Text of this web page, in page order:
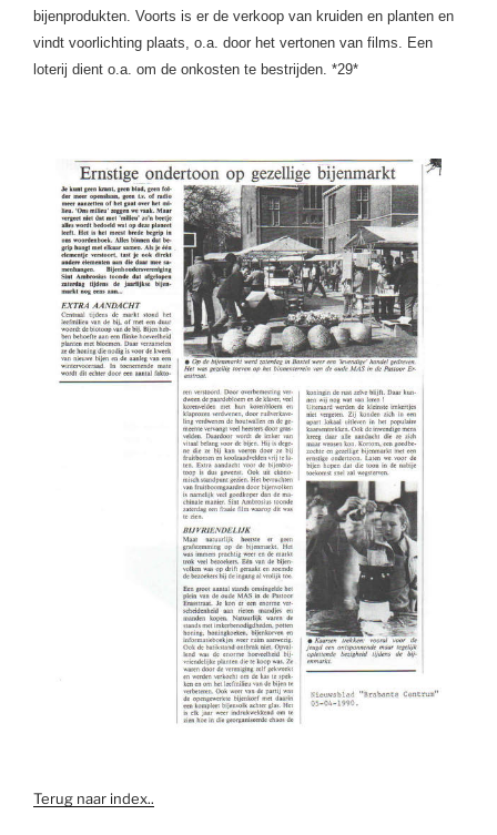
bijenprodukten. Voorts is er de verkoop van kruiden en planten en
vindt voorlichting plaats, o.a. door het vertonen van films. Een
loterij dient o.a. om de onkosten te bestrijden. *29*
Terug naar index..